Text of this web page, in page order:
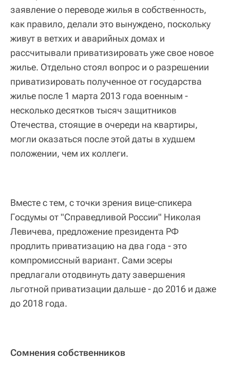
заявление о переводе жилья в собственность,
как правило, делали это вынуждено, поскольку
живут в ветхих и аварийных домах и
рассчитывали приватизировать уже свое новое
жилье. Отдельно стоял вопрос и о разрешении
приватизировать полученное от государства
жилье после 1 марта 2013 года военным -
несколько десятков тысяч защитников
Отечества, стоящие в очереди на квартиры,
могли оказаться после этой даты в худшем
положении, чем их коллеги.
Вместе с тем, с точки зрения вице-спикера
Госдумы от "Справедливой России" Николая
Левичева, предложение президента РФ
продлить приватизацию на два года - это
компромиссный вариант. Сами эсеры
предлагали отодвинуть дату завершения
льготной приватизации дальше - до 2016 и даже
до 2018 года.
Сомнения собственников